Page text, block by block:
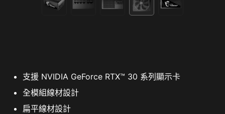
支援 NVIDIA GeForce RTX™ 30 系列顯示卡
全模組線材設計
扁平線材設計